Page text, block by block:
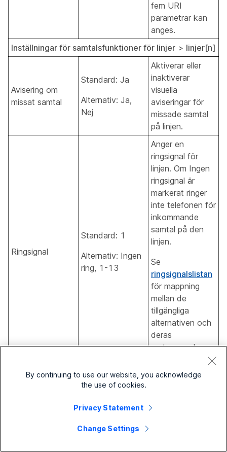
fem URI
parametrar kan
anges.
Inställningar för samtalsfunktioner för linjer > linjer[n]
Avisering om
missat samtal
Standard: Ja
Alternativ: Ja,
Nej
Aktiverar eller
inaktiverar
visuella
aviseringar för
missade samtal
på linjen.
Ringsignal
Standard: 1
Alternativ: Ingen
ring, 1-13
Anger en
ringsignal för
linjen. Om Ingen
ringsignal är
markerat ringer
inte telefonen för
inkommande
samtal på den
linjen.
Se
ringsignalslistan
för mappning
mellan de
tillgängliga
alternativen och
deras
motsvarande
Telefon>åtgärdsknapp
finns
By continuing to use our website, you acknowledge
the use of cookies.
Privacy Statement
Change Settings